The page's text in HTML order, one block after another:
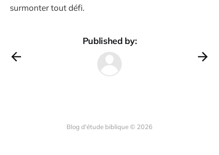
surmonter tout défi.
Published by:
Blog d'étude biblique © 2026